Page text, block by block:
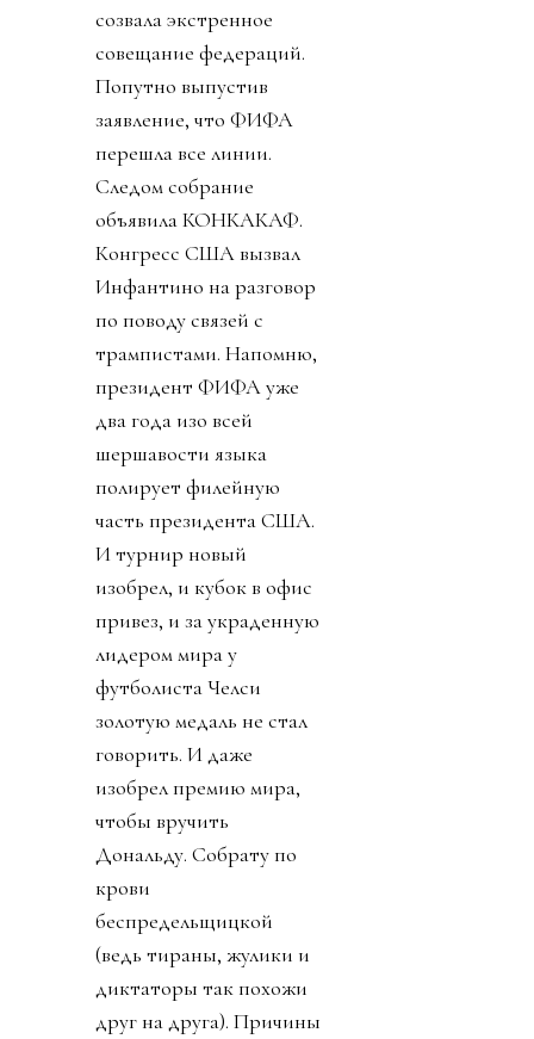
созвала экстренное
совещание федераций.
Попутно выпустив
заявление, что ФИФА
перешла все линии.
Следом собрание
объявила КОНКАКАФ.
Конгресс США вызвал
Инфантино на разговор
по поводу связей с
трампистами. Напомню,
президент ФИФА уже
два года изо всей
шершавости языка
полирует филейную
часть президента США.
И турнир новый
изобрел, и кубок в офис
привез, и за украденную
лидером мира у
футболиста Челси
золотую медаль не стал
говорить. И даже
изобрел премию мира,
чтобы вручить
Дональду. Собрату по
крови
беспредельщицкой
(ведь тираны, жулики и
диктаторы так похожи
друг на друга). Причины